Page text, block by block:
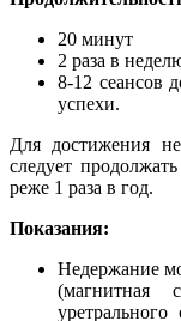
20 минут
2 раза в
8-12 сеансов
успехи.
Для достижения
следует
реже 1 раза в год.
Показания:
Недержание
(магнитная